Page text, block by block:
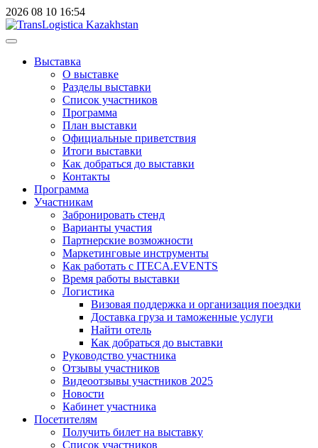
2026 08 10 16:54
Выставка
О выставке
Разделы выставки
Список участников
Программа
План выставки
Официальные приветствия
Итоги выставки
Как добраться до выставки
Контакты
Программа
Участникам
Забронировать стенд
Варианты участия
Партнерские возможности
Маркетинговые инструменты
Как работать с ITECA.EVENTS
Время работы выставки
Логистика
Визовая поддержка и организация поездки
Доставка груза и таможенные услуги
Найти отель
Как добраться до выставки
Руководство участника
Отзывы участников
Видеоотзывы участников 2025
Новости
Кабинет участника
Посетителям
Получить билет на выставку
Список участников